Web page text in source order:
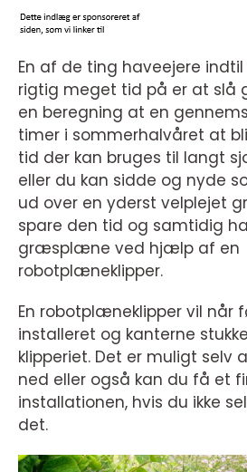
En af de ting haveejere
rigtig meget tid på er at slå
en beregning at en
timer i sommerhalvåret at
tid der kan bruges til langt
eller du kan sidde og nyde
ud over en yderst velplejet
spare den tid og samtidig
græsplæne ved hjælp af en
robotplæneklipper.
En robotplæneklipper vil når
installeret og kanterne
klipperiet. Det er muligt selv
ned eller også kan du få et
installationen, hvis du ikke
det.